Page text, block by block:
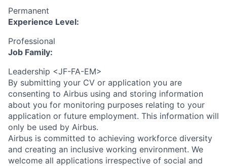
Permanent
Experience Level:
Professional
Job Family:
Leadership <JF-FA-EM>
By submitting your CV or application you are
consenting to Airbus using and storing information
about you for monitoring purposes relating to your
application or future employment. This information will
only be used by Airbus.
Airbus is committed to achieving workforce diversity
and creating an inclusive working environment. We
welcome all applications irrespective of social and